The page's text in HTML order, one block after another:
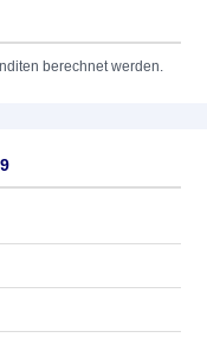
berechnet werden.